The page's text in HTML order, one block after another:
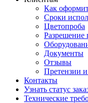
Как
Сроки
Цветопроба
Разрешение
Документы
Отзывы
Претензии и
Контакты
Узнать статус
Технические